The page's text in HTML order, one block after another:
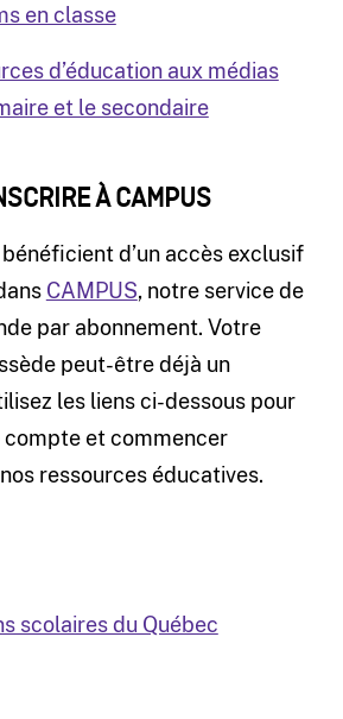
en classe
d’éducation aux médias
et le secondaire
À CAMPUS
d’un accès exclusif
CAMPUS, notre service de
par abonnement. Votre
peut-être déjà un
les liens ci-dessous pour
et commencer
ressources éducatives.
scolaires du Québec